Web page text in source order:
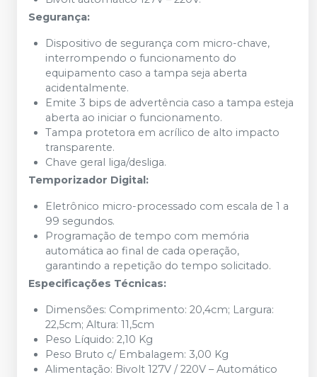
Segurança:
Dispositivo de segurança com micro-chave,
interrompendo o funcionamento do
equipamento caso a tampa seja aberta
acidentalmente.
Emite 3 bips de advertência caso a tampa esteja
aberta ao iniciar o funcionamento.
Tampa protetora em acrílico de alto impacto
transparente.
Chave geral liga/desliga.
Temporizador Digital:
Eletrônico micro-processado com escala de 1 a
99 segundos.
Programação de tempo com memória
automática ao final de cada operação,
garantindo a repetição do tempo solicitado.
Especificações Técnicas:
Dimensões: Comprimento: 20,4cm; Largura:
22,5cm; Altura: 11,5cm
Peso Líquido: 2,10 Kg
Peso Bruto c/ Embalagem: 3,00 Kg
Alimentação: Bivolt 127V / 220V – Automático